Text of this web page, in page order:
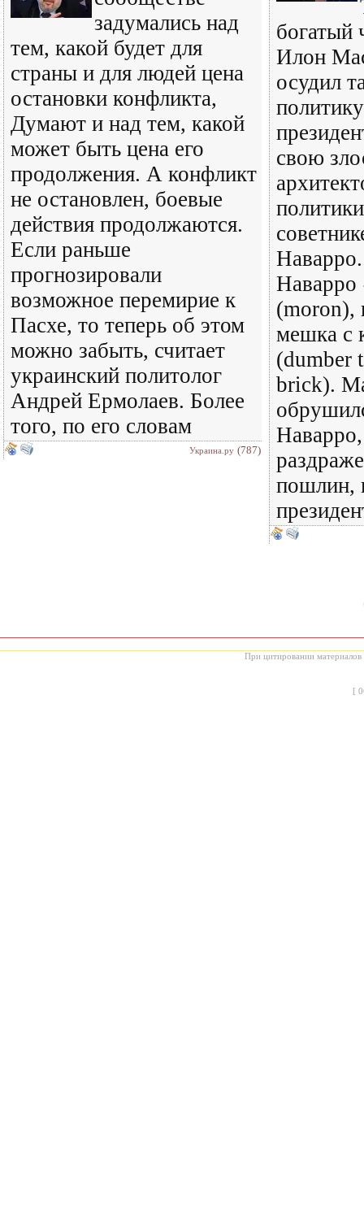
задумались над
тем, какой будет для
страны и для людей цена
остановки конфликта,
Думают и над тем, какой
может быть цена его
продолжения. А конфликт
не остановлен, боевые
действия продолжаются.
Если раньше
прогнозировали
возможное перемирие к
Пасхе, то теперь об этом
можно забыть, считает
украинский политолог
Андрей Ермолаев. Более
того, по его словам
Украина.ру (787)
богатый
Илон
осудил
свою
Наварро
(moron),
мешка с
(dumber
brick).
пошлин,
При цитировании материалов
[